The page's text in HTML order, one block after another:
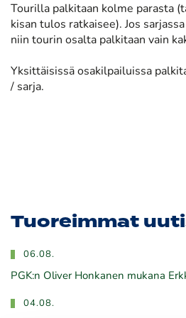
Tourilla palkitaan kolme parasta
kisan tulos ratkaisee). Jos
niin tourin osalta palkitaan vain
Yksittäisissä osakilpailuissa
/ sarja.
Tuoreimmat
06.08.
PGK:n Oliver Honkanen mukana
04.08.